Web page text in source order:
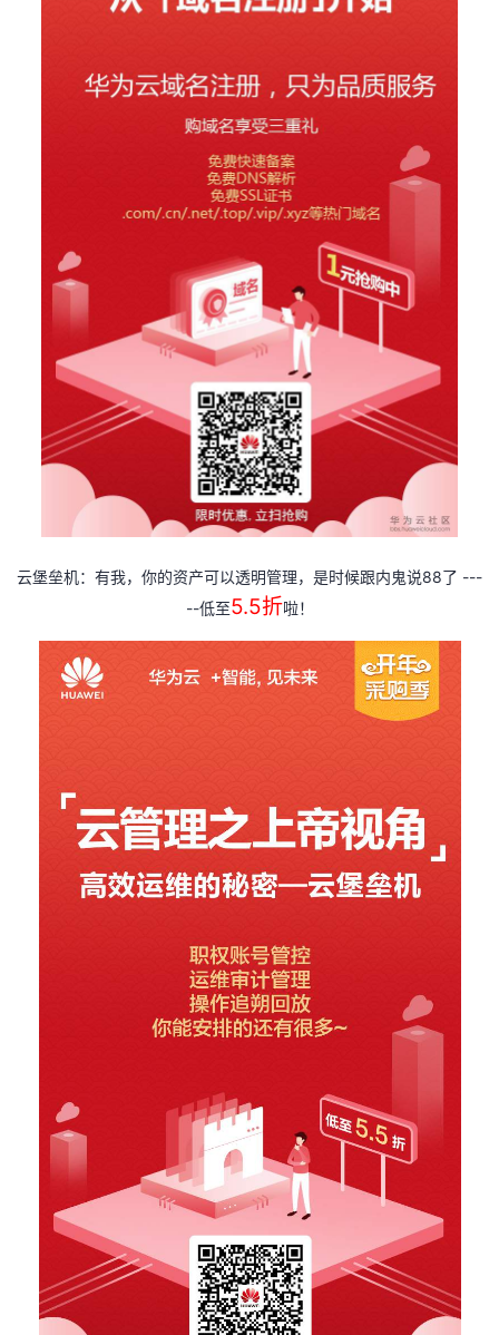
云堡垒机：有我，你的资产可以透明管理，是时候跟内鬼说88 了 ---
--低至5.5折啦！